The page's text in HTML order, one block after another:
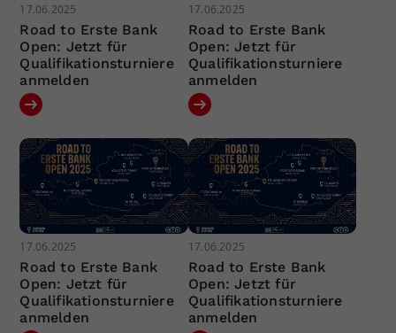
17.06.2025
Road to Erste Bank
Open: Jetzt für
Qualifikationsturniere
anmelden
17.06.2025
Road to Erste Bank
Open: Jetzt für
Qualifikationsturniere
anmelden
17.06.2025
Road to Erste Bank
Open: Jetzt für
Qualifikationsturniere
anmelden
17.06.2025
Road to Erste Bank
Open: Jetzt für
Qualifikationsturniere
anmelden